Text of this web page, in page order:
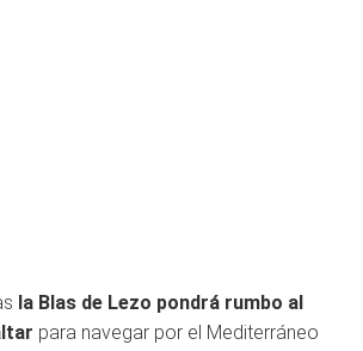
la Blas de Lezo pondrá rumbo al
para navegar por el Mediterráneo